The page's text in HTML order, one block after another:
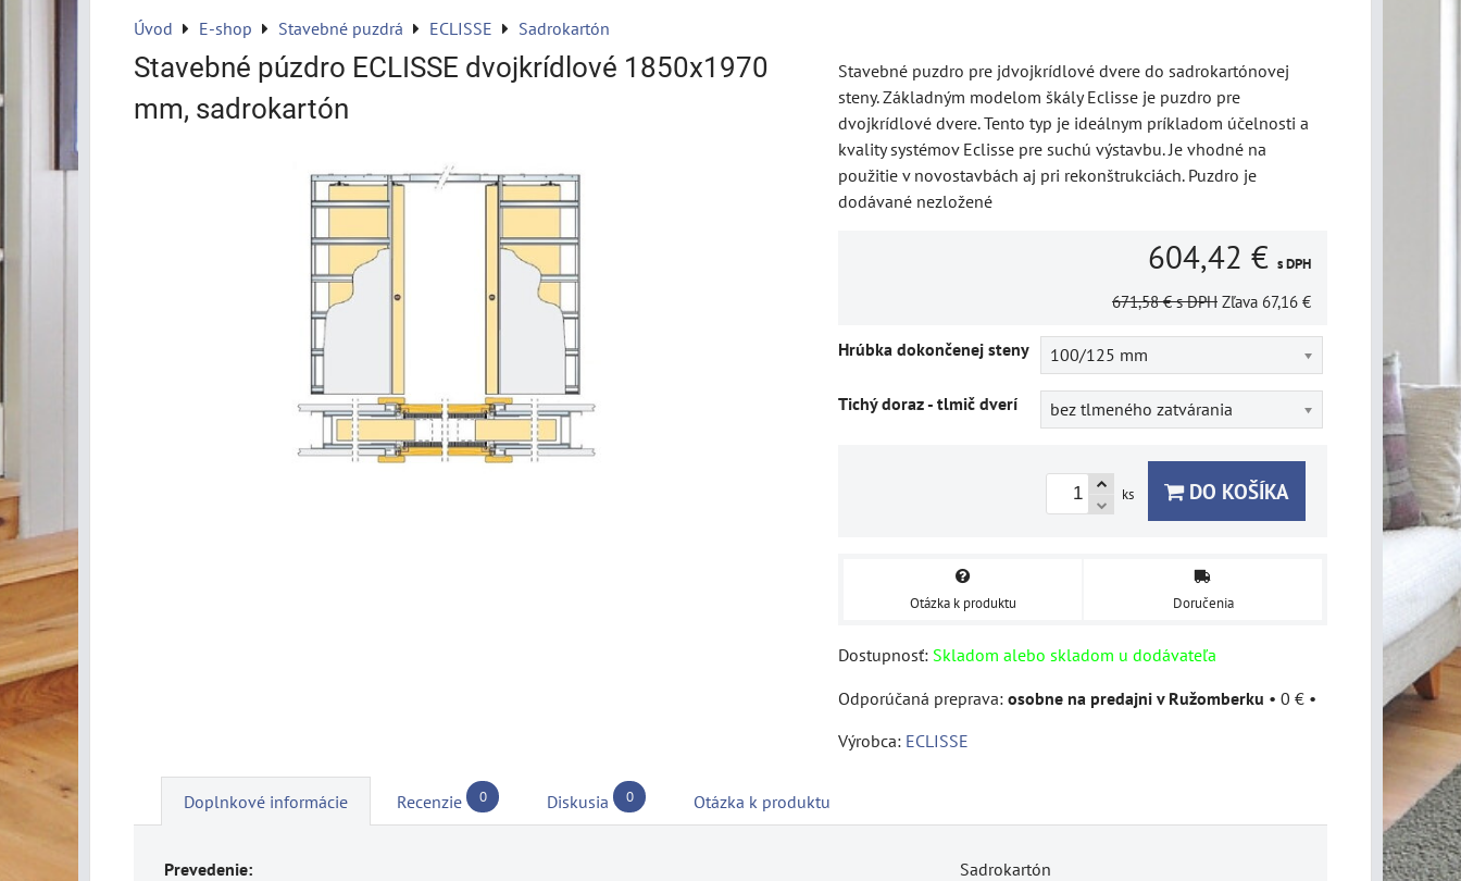
Úvod E-shop Stavebné puzdrá ECLISSE Sadrokartón
Stavebné púzdro ECLISSE dvojkrídlové 1850x1970
mm, sadrokartón
Stavebné puzdro pre jdvojkrídlové dvere do sadrokartónovej
steny. Základným modelom škály Eclisse je puzdro pre
dvojkrídlové dvere. Tento typ je ideálnym príkladom účelnosti a
kvality systémov Eclisse pre suchú výstavbu. Je vhodné na
použitie v novostavbách aj pri rekonštrukciách. Puzdro je
dodávané nezložené
604,42 € s DPH
671,58 € s DPH Zľava 67,16 €
Hrúbka dokončenej steny 100/125 mm
Tichý doraz - tlmič dverí bez tlmeného zatvárania
ks DO KOŠÍKA
Otázka k produktu Doručenia
Dostupnosť: Skladom alebo skladom u dodávateľa
osobne na predajni v Ružomberku • 0 € •
Výrobca: ECLISSE
Doplnkové informácie Recenzie 0 Diskusia 0 Otázka k produktu
Prevedenie: Sadrokartón